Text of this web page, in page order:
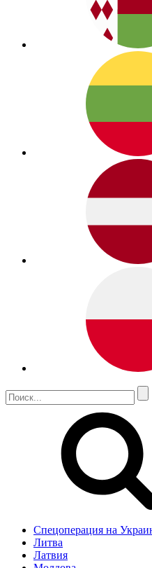
Спецоперация на
Литва
Латвия